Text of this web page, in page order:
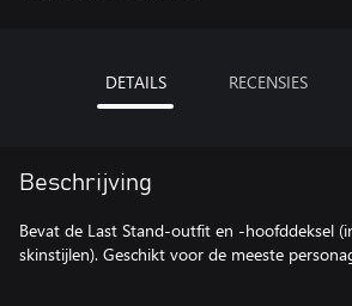
DETAILS RECENSIES
Beschrijving
Bevat de Last Stand-outfit en -hoofddeksel
skinstijlen). Geschikt voor de meeste